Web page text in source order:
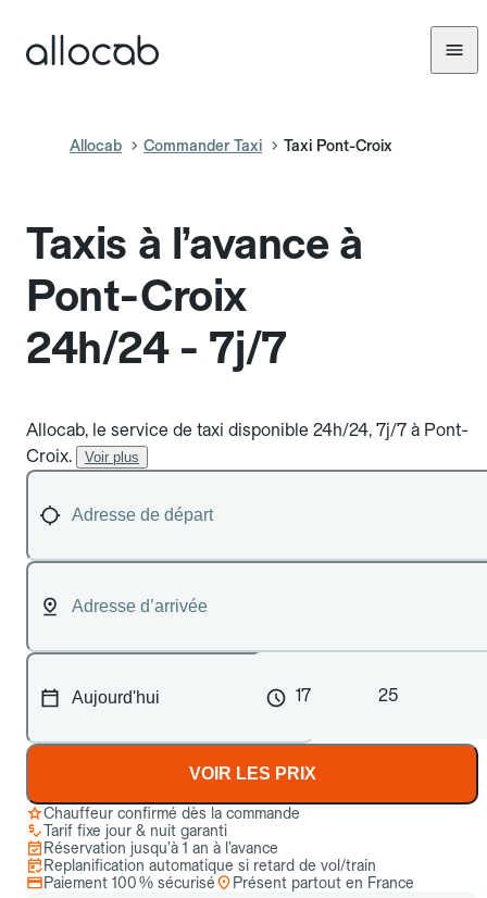
Allocab Commander Taxi Taxi Pont-Croix
Taxis à l’avance à
Pont-Croix
24h/24 - 7j/7
Allocab, le service de taxi disponible 24h/24, 7j/7 à Pont-
Croix.
Voir plus
17 25
VOIR LES PRIX
Chauffeur confirmé dès la commande
Tarif fixe jour & nuit garanti
Réservation jusqu’à 1 an à l’avance
Replanification automatique si retard de vol/train
Paiement 100 % sécurisé
Présent partout en France